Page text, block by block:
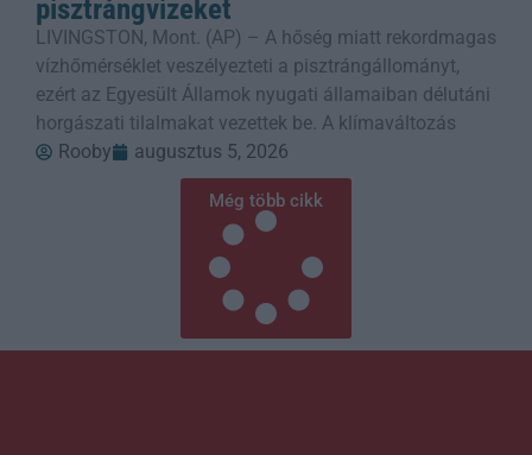
pisztrángvizeket
LIVINGSTON, Mont. (AP) – A hőség miatt rekordmagas
vízhőmérséklet veszélyezteti a pisztrángállományt,
ezért az Egyesült Államok nyugati államaiban délutáni
horgászati tilalmakat vezettek be. A klímaváltozás
Rooby
augusztus 5, 2026
Még több cikk